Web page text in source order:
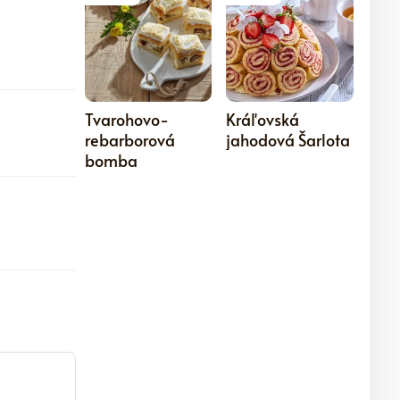
5
Tvarohovo-
rebarborová
bomba
Kráľovská
jahodová Šarlota